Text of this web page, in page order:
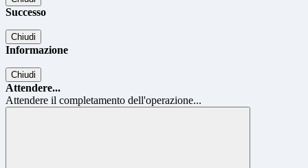
Successo
Chiudi
Informazione
Chiudi
Attendere...
Attendere il completamento dell'operazione...